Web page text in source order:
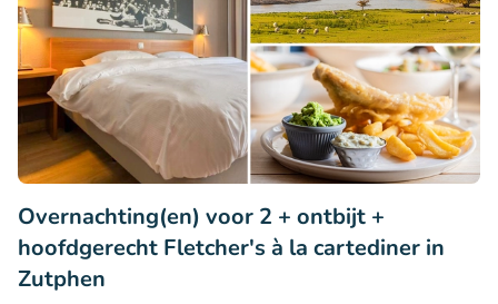
Overnachting(en) voor 2 + ontbijt +
hoofdgerecht Fletcher's à la cartediner in
Zutphen